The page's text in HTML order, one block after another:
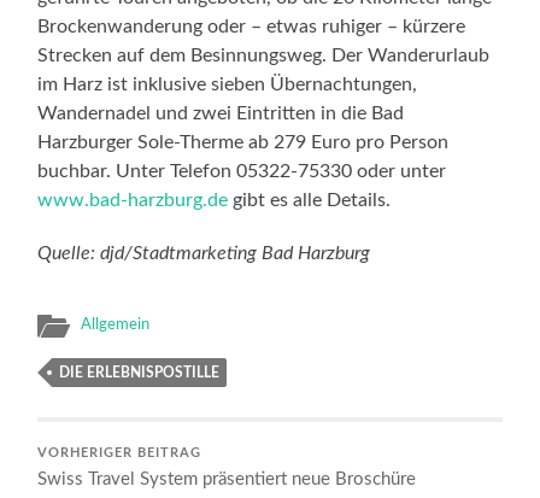
Brockenwanderung oder – etwas ruhiger – kürzere
Strecken auf dem Besinnungsweg. Der Wanderurlaub
im Harz ist inklusive sieben Übernachtungen,
Wandernadel und zwei Eintritten in die Bad
Harzburger Sole-Therme ab 279 Euro pro Person
buchbar. Unter Telefon 05322-75330 oder unter
www.bad-harzburg.de gibt es alle Details.
Quelle: djd/Stadtmarketing Bad Harzburg
Allgemein
DIE ERLEBNISPOSTILLE
VORHERIGER BEITRAG
Swiss Travel System präsentiert neue Broschüre